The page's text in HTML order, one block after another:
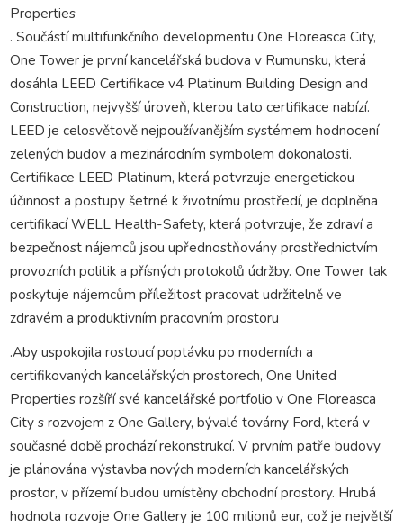
Properties
. Součástí multifunkčního developmentu One Floreasca City,
One Tower je první kancelářská budova v Rumunsku, která
dosáhla LEED Certifikace v4 Platinum Building Design and
Construction, nejvyšší úroveň, kterou tato certifikace nabízí.
LEED je celosvětově nejpoužívanějším systémem hodnocení
zelených budov a mezinárodním symbolem dokonalosti.
Certifikace LEED Platinum, která potvrzuje energetickou
účinnost a postupy šetrné k životnímu prostředí, je doplněna
certifikací WELL Health-Safety, která potvrzuje, že zdraví a
bezpečnost nájemců jsou upřednostňovány prostřednictvím
provozních politik a přísných protokolů údržby. One Tower tak
poskytuje nájemcům příležitost pracovat udržitelně ve
zdravém a produktivním pracovním prostoru
.Aby uspokojila rostoucí poptávku po moderních a
certifikovaných kancelářských prostorech, One United
Properties rozšíří své kancelářské portfolio v One Floreasca
City s rozvojem z One Gallery, bývalé továrny Ford, která v
současné době prochází rekonstrukcí. V prvním patře budovy
je plánována výstavba nových moderních kancelářských
prostor, v přízemí budou umístěny obchodní prostory. Hrubá
hodnota rozvoje One Gallery je 100 milionů eur, což je největší